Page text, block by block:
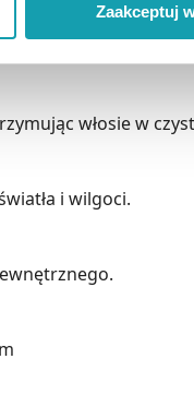
wiązało z
Zaakceptuj
a następnie przez
włosie w
i wilgoci.